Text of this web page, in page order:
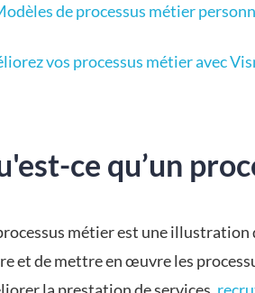
de processus métier
vos processus métier avec
ce qu’un
métier est une illustration
et de mettre en œuvre les